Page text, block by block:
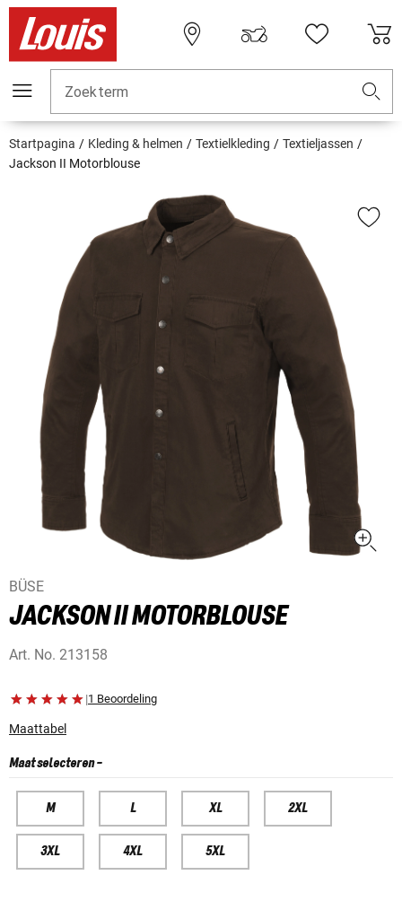
Zoekterm
Startpagina Kleding & helmen Textielkleding
Textieljassen
Jackson II Motorblouse
BÜSE
JACKSON II MOTORBLOUSE
Art. No. 213158
|1 Beoordeling
Maattabel
Maat selecteren-
M L XL 2XL
3XL 4XL 5XL